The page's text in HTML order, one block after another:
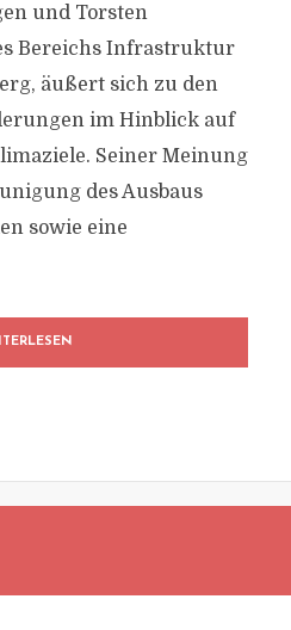
und Torsten
Bereichs Infrastruktur
äußert sich zu den
im Hinblick auf
Seiner Meinung
des Ausbaus
sowie eine